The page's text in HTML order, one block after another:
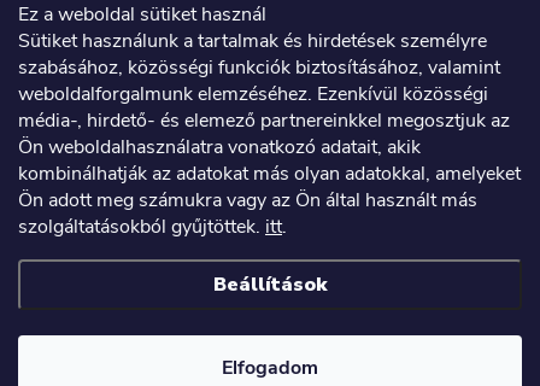
Ez a weboldal sütiket használ
Sütiket használunk a tartalmak és hirdetések személyre
szabásához, közösségi funkciók biztosításához, valamint
weboldalforgalmunk elemzéséhez. Ezenkívül közösségi
média-, hirdető- és elemező partnereinkkel megosztjuk az
Ön weboldalhasználatra vonatkozó adatait, akik
kombinálhatják az adatokat más olyan adatokkal, amelyeket
Ön adott meg számukra vagy az Ön által használt más
szolgáltatásokból gyűjtöttek. itt.
Beállítások
Elfogadom
eshop
003614900180
Facebook
carneo_hu
Copyright 2026E- shop Carneo. Minden jog fenntartva.